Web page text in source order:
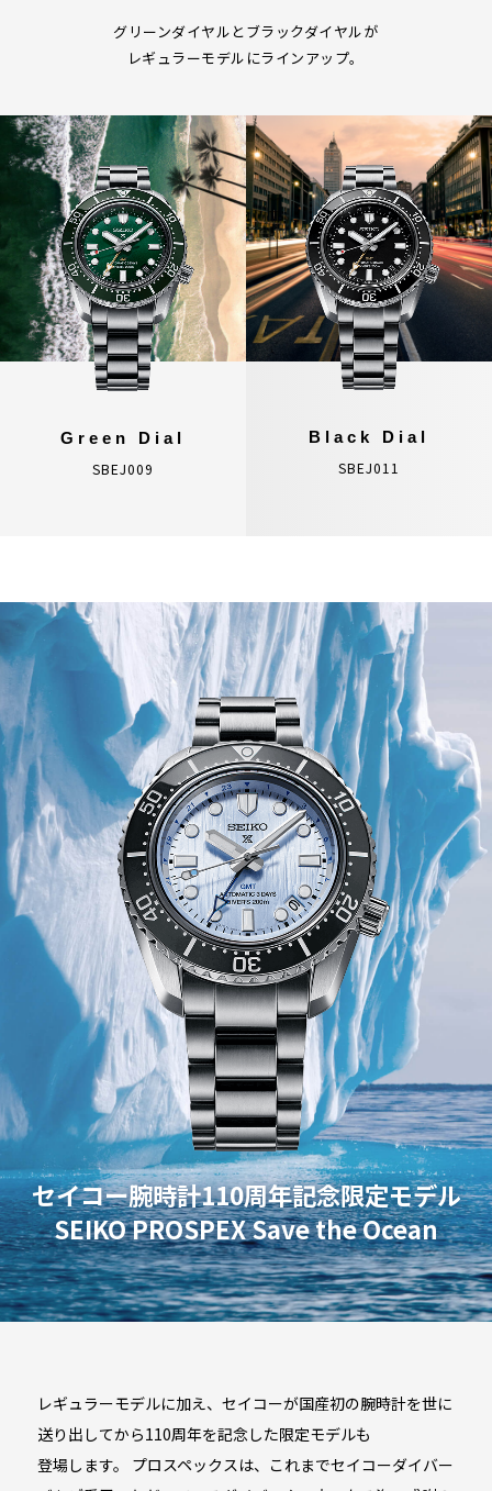
グリーンダイヤルとブラックダイヤルが
レギュラーモデルにラインアップ。
Green Dial
SBEJ009
Black Dial
SBEJ011
セイコー腕時計110周年記念限定モデル
SEIKO PROSPEX Save the Ocean
レギュラーモデルに加え、セイコーが国産初の腕時計を世に
送り出してから110周年を記念した限定モデルも
登場します。
プロスペックスは、これまでセイコーダイバー